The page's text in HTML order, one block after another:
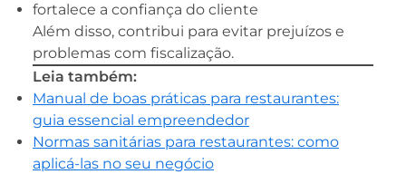
fortalece a confiança do cliente
Além disso, contribui para evitar prejuízos e
problemas com fiscalização.
Leia também:
Manual de boas práticas para restaurantes:
guia essencial empreendedor
Normas sanitárias para restaurantes: como
aplicá-las no seu negócio